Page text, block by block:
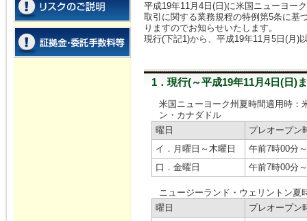
平成19年11月4日(日)に米国ニューヨー
取引に関する業務規程の特例第5条に基
りますのでお知らせいたします。
現行(下記1)から、平成19年11月5日(月)
1．現行(～平成19年11月4日(日)
米国ニューヨーク州夏時間適用時：
ン・カナダドル
曜日
プレオープン
イ．月曜日～木曜日
午前7時00分
口．金曜日
午前7時00分
ニュージーランド・ウェリントン夏
曜日
プレオープン